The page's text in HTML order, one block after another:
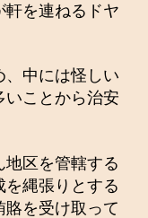
軒を連ねるドヤ
、中には怪しい
いことから治安
区を管轄する
縄張りとする
を受け取って